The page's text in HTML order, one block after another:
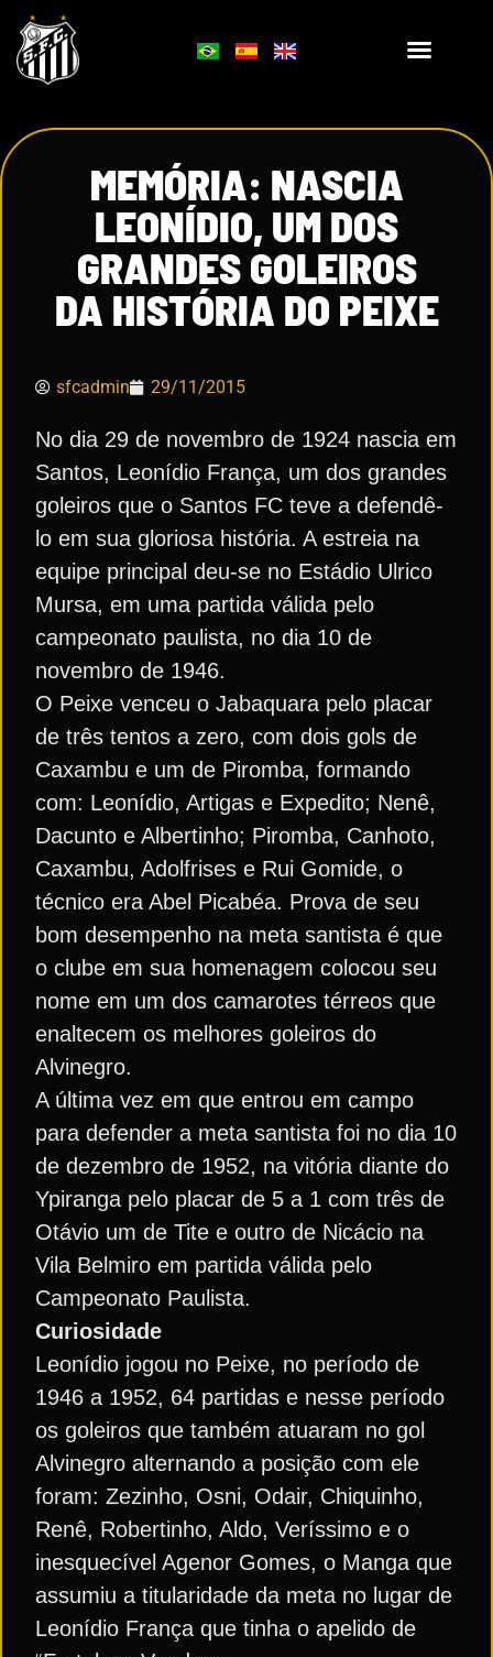
MEMÓRIA: NASCIA
LEONÍDIO, UM DOS
GRANDES GOLEIROS
DA HISTÓRIA DO PEIXE
sfcadmin 29/11/2015
No dia 29 de novembro de 1924 nascia em
Santos, Leonídio França, um dos grandes
goleiros que o Santos FC teve a defendê-
lo em sua gloriosa história. A estreia na
equipe principal deu-se no Estádio Ulrico
Mursa, em uma partida válida pelo
campeonato paulista, no dia 10 de
novembro de 1946.
O Peixe venceu o Jabaquara pelo placar
de três tentos a zero, com dois gols de
Caxambu e um de Piromba, formando
com: Leonídio, Artigas e Expedito; Nenê,
Dacunto e Albertinho; Piromba, Canhoto,
Caxambu, Adolfrises e Rui Gomide, o
técnico era Abel Picabéa. Prova de seu
bom desempenho na meta santista é que
o clube em sua homenagem colocou seu
nome em um dos camarotes térreos que
enaltecem os melhores goleiros do
Alvinegro.
A última vez em que entrou em campo
para defender a meta santista foi no dia 10
de dezembro de 1952, na vitória diante do
Ypiranga pelo placar de 5 a 1 com três de
Otávio um de Tite e outro de Nicácio na
Vila Belmiro em partida válida pelo
Campeonato Paulista.
Curiosidade
Leonídio jogou no Peixe, no período de
1946 a 1952, 64 partidas e nesse período
os goleiros que também atuaram no gol
Alvinegro alternando a posição com ele
foram: Zezinho, Osni, Odair, Chiquinho,
Renê, Robertinho, Aldo, Veríssimo e o
inesquecível Agenor Gomes, o Manga que
assumiu a titularidade da meta no lugar de
Leonídio França que tinha o apelido de